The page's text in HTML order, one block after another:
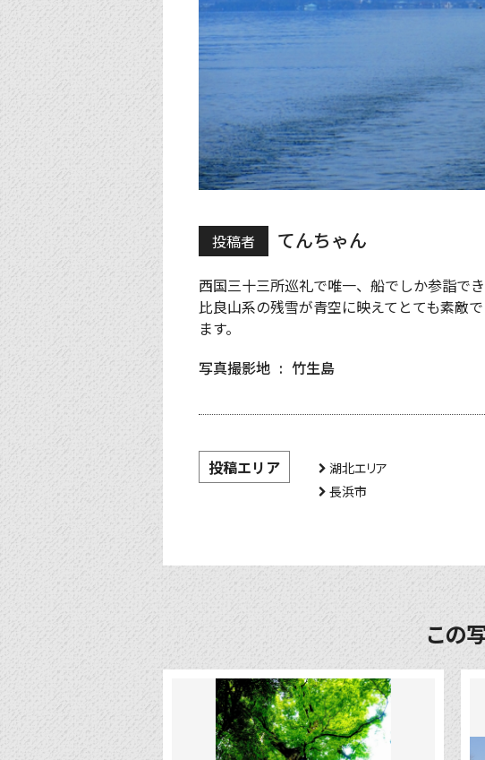
投稿者 てんちゃん
西国三十三所巡礼で唯一、船でしか参詣で
比良山系の残雪が青空に映えてとても素敵
ます。
写真撮影地
竹生島
投稿エリア
湖北エリア
長浜市
この